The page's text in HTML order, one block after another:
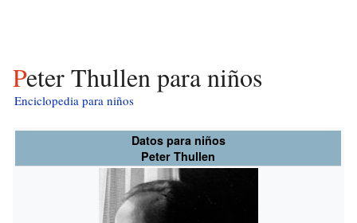
Peter Thullen para niños
Enciclopedia para niños
Datos para niños
Peter Thullen